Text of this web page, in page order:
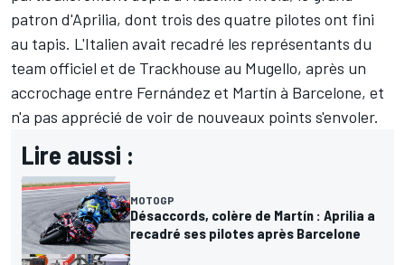
patron d'Aprilia, dont trois des quatre pilotes ont fini
au tapis. L'Italien avait recadré les représentants du
team officiel et de Trackhouse au Mugello, après un
accrochage entre Fernández et Martín à Barcelone, et
n'a pas apprécié de voir de nouveaux points s'envoler.
Lire aussi :
MOTOGP
Désaccords, colère de Martín : Aprilia a
recadré ses pilotes après Barcelone